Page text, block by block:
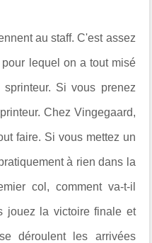
au staff. C'est assez
lequel on a tout misé
Si vous prenez
Chez Vingegaard,
faire. Si vous mettez un
à rien dans la
col, comment va-t-il
jouez la victoire finale et
déroulent les arrivées